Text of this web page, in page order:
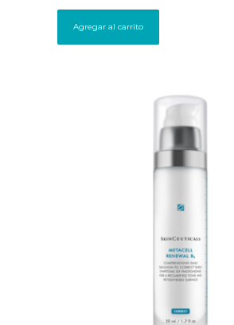
Agregar al carrito